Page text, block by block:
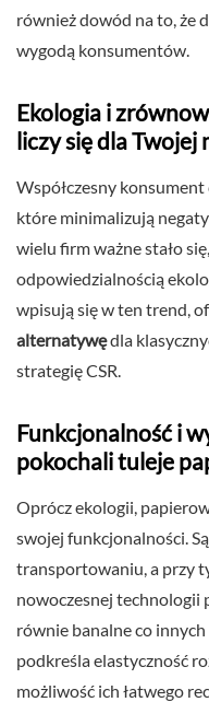
również dowód na to, że
wygodą konsumentów.
Ekologia i
liczy się dla Twojej
Współczesny
które minimalizują
wielu firm ważne stało
odpowiedzialnością
wpisują się w ten trend,
alternatywędla
strategię CSR.
Funkcjonalność i
pokochali tuleje
Oprócz ekologii,
swojej funkcjonalności.
transportowaniu, a przy
nowoczesnej technologii
równie banalne co
podkreśla elastyczność
możliwość ich łatwego